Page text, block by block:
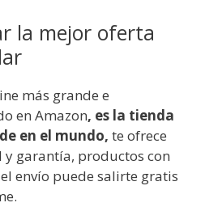
la mejor oferta
más grande e
en Amazon, es la tienda
en el mundo, te ofrece
garantía, productos con
envío puede salirte gratis